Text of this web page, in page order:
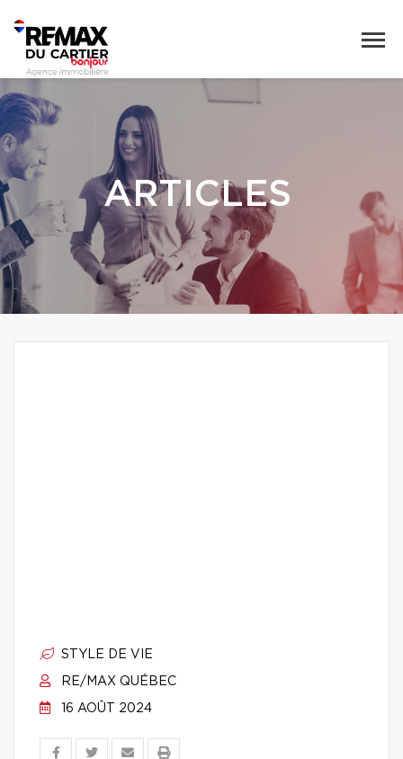
ARTICLES
STYLE DE VIE
RE/MAX QUÉBEC
16 AOÛT 2024